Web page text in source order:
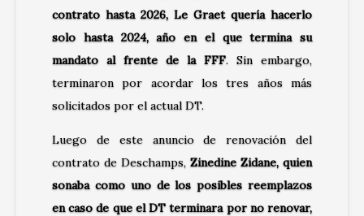
contrato hasta 2026, Le Graet quería hacerlo
solo hasta 2024, año en el que termina su
mandato al frente de la FFF. Sin embargo,
terminaron por acordar los tres años más
solicitados por el actual DT.
Luego de este anuncio de renovación del
contrato de Deschamps, Zinedine Zidane, quien
sonaba como uno de los posibles reemplazos
en caso de que el DT terminara por no renovar,